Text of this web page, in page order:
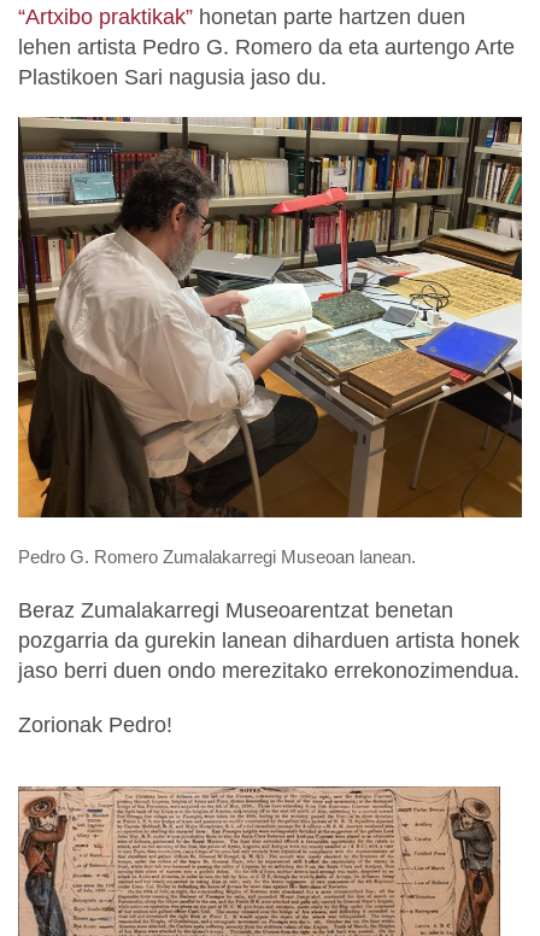
“Artxibo praktikak” honetan parte hartzen duen
lehen artista Pedro G. Romero da eta aurtengo Arte
Plastikoen Sari nagusia jaso du.
Pedro G. Romero Zumalakarregi Museoan lanean.
Beraz Zumalakarregi Museoarentzat benetan
pozgarria da gurekin lanean diharduen artista honek
jaso berri duen ondo merezitako errekonozimendua.
Zorionak Pedro!